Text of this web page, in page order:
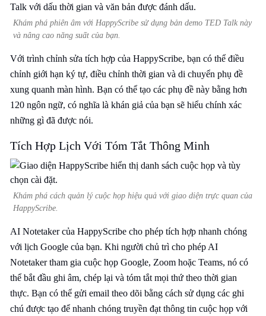
Khám phá phiên âm với HappyScribe sử dụng bản demo TED Talk này
và nâng cao năng suất của bạn.
Với trình chỉnh sửa tích hợp của HappyScribe, bạn có thể điều
chỉnh giới hạn ký tự, điều chỉnh thời gian và di chuyển phụ đề
xung quanh màn hình. Bạn có thể tạo các phụ đề này bằng hơn
120 ngôn ngữ, có nghĩa là khán giả của bạn sẽ hiểu chính xác
những gì đã được nói.
Tích Hợp Lịch Với Tóm Tắt Thông Minh
Khám phá cách quản lý cuộc họp hiệu quả với giao diện trực quan của
HappyScribe.
AI Notetaker của HappyScribe cho phép tích hợp nhanh chóng
với lịch Google của bạn. Khi người chủ trì cho phép AI
Notetaker tham gia cuộc họp Google, Zoom hoặc Teams, nó có
thể bắt đầu ghi âm, chép lại và tóm tắt mọi thứ theo thời gian
thực. Bạn có thể gửi email theo dõi bằng cách sử dụng các ghi
chú được tạo để nhanh chóng truyền đạt thông tin cuộc họp với